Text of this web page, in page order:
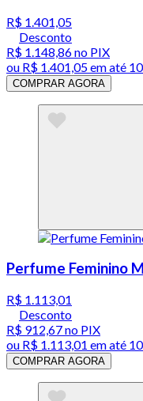
R$ 1.401,05
Desconto
R$ 1.148,86no PIX
ou R$ 1.401,05em até
COMPRAR AGORA
Perfume Feminino
R$ 1.113,01
Desconto
R$ 912,67no PIX
ou R$ 1.113,01 em até
COMPRAR AGORA